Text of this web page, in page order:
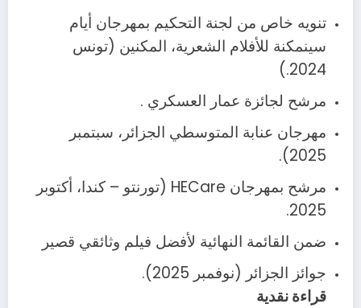
تنويه خاص من لجنة التحكيم بمهرجان أيام
سينمكنة للأفلام الشعرية، المكنين (تونس
2024.)
مرشح لجائزة عمار العسكري .
مهرجان عنابة المتوسطي الجزائر، سبتمبر
2025).
مرشح بمهرجان HECare (تورنتو – كندا، أكتوبر
2025.
ضمن القائمة النهائية لأفضل فيلم وثائقي قصير
جوائز الجزائر (نوفمبر 2025).
قراءة نقدية